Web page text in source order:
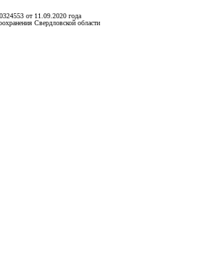
от 11.09.2020 года
Свердловской области